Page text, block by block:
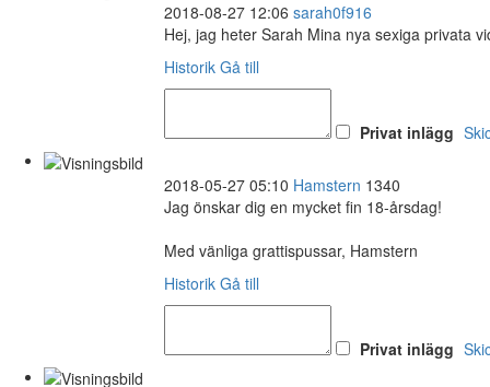
2018-08-27 12:06 sarah0f916
Hej, jag heter Sarah Mina nya sexiga privata
Historik Gå till
Privat inlägg
2018-05-27 05:10 Hamstern 1340
Jag önskar dig en mycket fin 18-årsdag!
Med vänliga grattispussar, Hamstern
Historik Gå till
Privat inlägg